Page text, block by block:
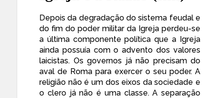
Depois da degradação do sistema feudal e
do fim do poder militar da Igreja perdeu-se
a última componente política que a Igreja
ainda possuía com o advento dos valores
laicistas. Os governos já não precisam do
aval de Roma para exercer o seu poder. A
religião não é um dos eixos da sociedade e
o clero já não é uma classe. A separação